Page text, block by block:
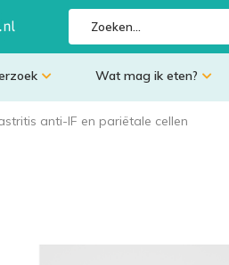
Wat mag ik eten?
anti-IF en pariëtale cellen